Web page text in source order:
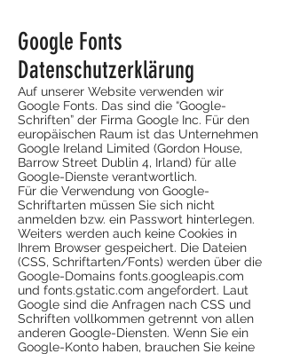
Google Fonts
Datenschutzerklärung
Auf unserer Website verwenden wir
Google Fonts. Das sind die “Google-
Schriften” der Firma Google Inc. Für den
europäischen Raum ist das Unternehmen
Google Ireland Limited (Gordon House,
Barrow Street Dublin 4, Irland) für alle
Google-Dienste verantwortlich.
Für die Verwendung von Google-
Schriftarten müssen Sie sich nicht
anmelden bzw. ein Passwort hinterlegen.
Weiters werden auch keine Cookies in
Ihrem Browser gespeichert. Die Dateien
(CSS, Schriftarten/Fonts) werden über die
Google-Domains fonts.googleapis.com
und fonts.gstatic.com angefordert. Laut
Google sind die Anfragen nach CSS und
Schriften vollkommen getrennt von allen
anderen Google-Diensten. Wenn Sie ein
Google-Konto haben, brauchen Sie keine